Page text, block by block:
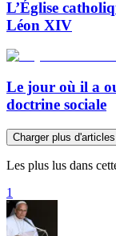
L’Église
Léon XIV
Le jour où il a
doctrine sociale
Charger plus d'articles
Les plus lus dans
1